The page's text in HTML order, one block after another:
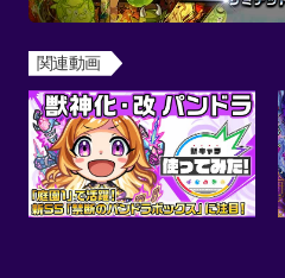
関連動画